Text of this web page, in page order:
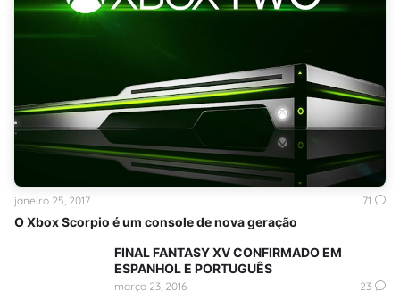
O Xbox Scorpio é um console de nova geração
janeiro 25, 2017 71
FINAL FANTASY XV CONFIRMADO EM
ESPANHOL E PORTUGUÊS
março 23, 2016 23